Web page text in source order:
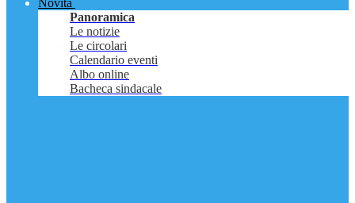
Novità
Panoramica
Le notizie
Le circolari
Calendario eventi
Albo online
Bacheca sindacale